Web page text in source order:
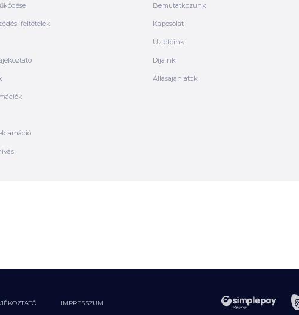
feltételek
Bemutatkozunk
Kapcsolat
Üzleteink
Díjaink
Állásajánlatok
IMPRESSZUM